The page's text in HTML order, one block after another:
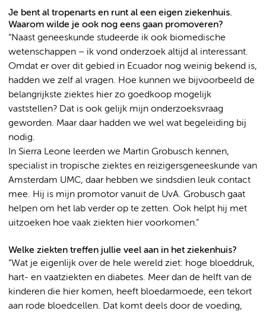
Je bent al tropenarts en runt al een eigen ziekenhuis.
Waarom wilde je ook nog eens gaan promoveren?
“Naast geneeskunde studeerde ik ook biomedische
wetenschappen – ik vond onderzoek altijd al interessant.
Omdat er over dit gebied in Ecuador nog weinig bekend is,
hadden we zelf al vragen. Hoe kunnen we bijvoorbeeld de
belangrijkste ziektes hier zo goedkoop mogelijk
vaststellen? Dat is ook gelijk mijn onderzoeksvraag
geworden. Maar daar hadden we wel wat begeleiding bij
nodig.
In Sierra Leone leerden we Martin Grobusch kennen,
specialist in tropische ziektes en reizigersgeneeskunde van
Amsterdam UMC, daar hebben we sindsdien leuk contact
mee. Hij is mijn promotor vanuit de UvA. Grobusch gaat
helpen om het lab verder op te zetten. Ook helpt hij met
uitzoeken hoe vaak ziekten hier voorkomen.”
Welke ziekten treffen jullie veel aan in het ziekenhuis?
“Wat je eigenlijk over de hele wereld ziet: hoge bloeddruk,
hart- en vaatziekten en diabetes. Meer dan de helft van de
kinderen die hier komen, heeft bloedarmoede, een tekort
aan rode bloedcellen. Dat komt deels door de voeding,